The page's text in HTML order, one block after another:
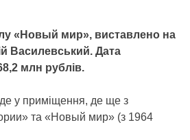
«Новый мир», виставлено на
Василевський. Дата
млн рублів.
у приміщення, де ще з
та «Новый мир» (з 1964